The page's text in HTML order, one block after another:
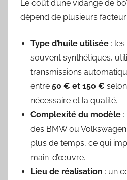
Le coût d’une vidange de
dépend de plusieurs
Type d’huile utilisée :
souvent synthétiques,
transmissions
entre 50 € et 150 €
nécessaire et la qualité.
Complexité du modèle
des BMW ou
plus de temps, ce qui
main-d’œuvre.
Lieu de réalisation : un